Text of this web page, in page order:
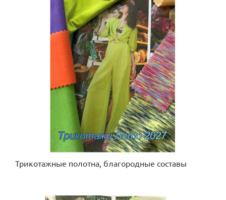
Трикотажные полотна, благородные составы